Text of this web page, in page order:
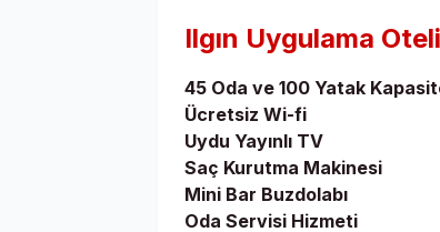
Ilgın Uygulama
45 Oda ve 100 Yatak
Ücretsiz Wi-fi
Uydu Yayınlı TV
Saç Kurutma Makinesi
Mini Bar Buzdolabı
Oda Servisi Hizmeti